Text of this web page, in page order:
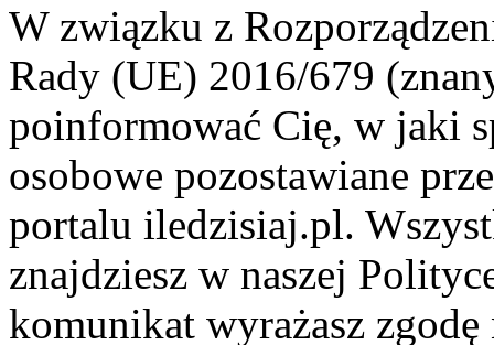
W związku z
Rady (UE) 2016/679
poinformować Cię, w jaki
osobowe pozostawiane
portalu iledzisiaj.pl.
znajdziesz w naszej
komunikat wyrażasz